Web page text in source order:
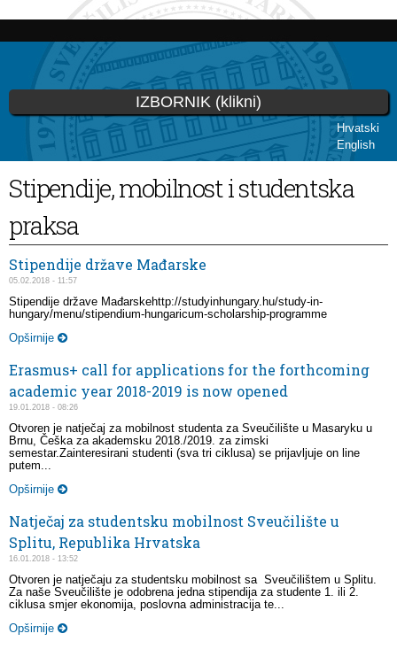
Skoči
glavni
sadržaj
Hrvatski
English
IZBORNIK (klikni)
Vi ste ovdje
Stipendije, mobilnost i studentska
praksa
Stipendije države Mađarske
05.02.2018 - 11:57
Stipendije države Mađarskehttp://studyinhungary.hu/study-in-
hungary/menu/stipendium-hungaricum-scholarship-programme
Opširnije
Erasmus+ call for applications for the forthcoming
academic year 2018-2019 is now opened
19.01.2018 - 08:26
Otvoren je natječaj za mobilnost studenta za Sveučilište u Masaryku u
Brnu, Češka za akademsku 2018./2019. za zimski
semestar.Zainteresirani studenti (sva tri ciklusa) se prijavljuje on line
putem...
Opširnije
Natječaj za studentsku mobilnost Sveučilište u
Splitu, Republika Hrvatska
16.01.2018 - 13:52
Otvoren je natječaju za studentsku mobilnost sa Sveučilištem u Splitu.
Za naše Sveučilište je odobrena jedna stipendija za studente 1. ili 2.
ciklusa smjer ekonomija, poslovna administracija te...
Opširnije